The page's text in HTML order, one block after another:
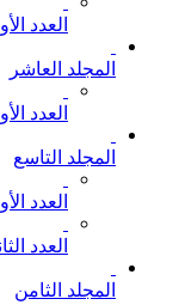
العدد
المجلد العاشر
العدد
المجلد التاسع
العدد
العدد
المجلد الثامن